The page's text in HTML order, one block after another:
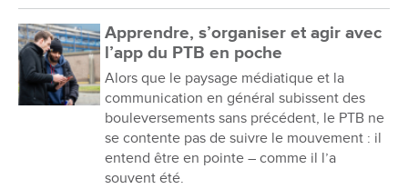
Apprendre, s’organiser et agir avec
l’app du PTB en poche
Alors que le paysage médiatique et la
communication en général subissent des
bouleversements sans précédent, le PTB ne
se contente pas de suivre le mouvement : il
entend être en pointe – comme il l’a
souvent été.